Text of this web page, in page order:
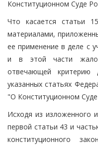
Конституционном Суде
Что касается статьи
материалами,
ее применение в деле с
и в этой части
отвечающей критерию
указанных статьях
"О Конституционном
Исходя из изложенного
первой статьи 43 и
конституционного